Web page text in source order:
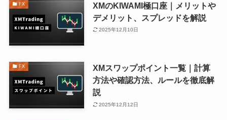
FX
XMのKIWAMI極口座｜メリットや
デメリット、スプレッドを解説
2025年12月10日
FX
XMスワップポイント一覧｜計算
方法や確認方法、ルールを徹底解
説
2025年12月12日